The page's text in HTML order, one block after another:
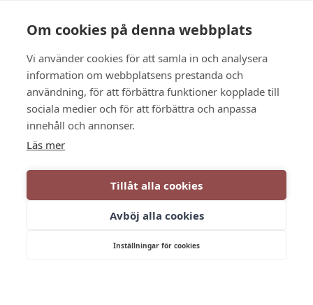
Om cookies på denna webbplats
Vi använder cookies för att samla in och analysera
information om webbplatsens prestanda och
användning, för att förbättra funktioner kopplade till
sociala medier och för att förbättra och anpassa
innehåll och annonser.
Läs mer
Tillåt alla cookies
Avböj alla cookies
Inställningar för cookies
BUCHEN SIE
Sehen und tun
GESCHICHTE, NATUR
UND HARMONIE
Willkommen bei Herrgården